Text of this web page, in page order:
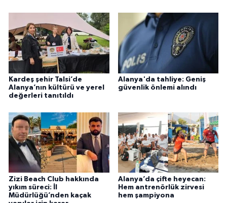
Kardeş şehir Talsi’de
Alanya’nın kültürü ve yerel
değerleri tanıtıldı
Alanya'da tahliye: Geniş
güvenlik önlemi alındı
Zizi Beach Club hakkında
yıkım süreci: İl
Müdürlüğü’nden kaçak
Alanya’da çifte heyecan:
Hem antrenörlük zirvesi
hem şampiyona